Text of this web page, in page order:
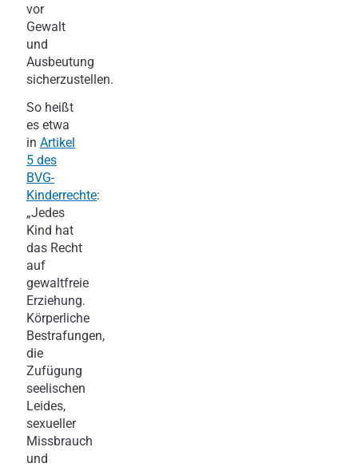
vor
Gewalt
und
Ausbeutung
sicherzustellen.
So heißt
es etwa
in Artikel
5 des
BVG-
Kinderrechte:
„Jedes
Kind hat
das Recht
auf
gewaltfreie
Erziehung.
Körperliche
Bestrafungen,
die
Zufügung
seelischen
Leides,
sexueller
Missbrauch
und